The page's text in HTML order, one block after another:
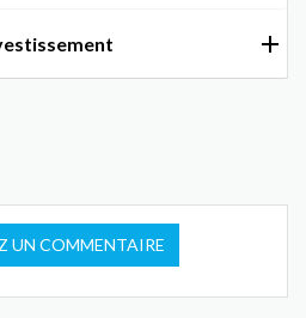
UN COMMENTAIRE